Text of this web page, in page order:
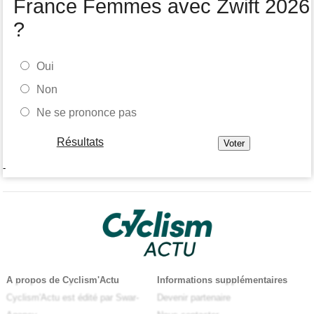
France Femmes avec Zwift 2026
?
Oui
Non
Ne se prononce pas
Résultats
-
A propos de Cyclism'Actu
Cyclism'Actu est édité par Swar-
Informations supplémentaires
Devenir partenaire